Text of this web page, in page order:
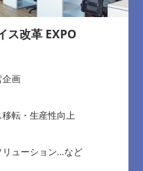
ス改革 EXPO
企画
転・生産性向上
リューション…など